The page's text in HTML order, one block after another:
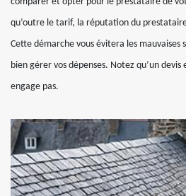
qu’outre le tarif, la réputation du
Cette démarche vous évitera les mauvaises
bien gérer vos dépenses. Notez qu’un
engage pas.